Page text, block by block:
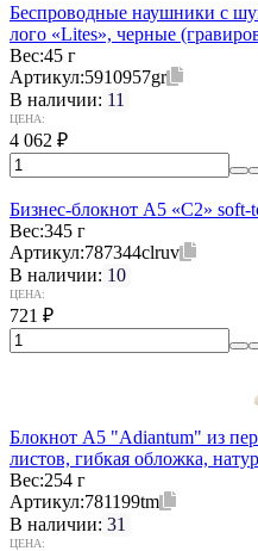
Беспроводные наушники с
лого «Lites», черные
Вес:45 г
Артикул:5910957gr
В наличии: 11
ЦЕНА:
4 062 ₽
Бизнес-блокнот А5 «C2»
Вес:345 г
Артикул:787344clruv
В наличии: 10
ЦЕНА:
721 ₽
Блокнот А5 "Adiantum" из
листов, гибкая обложка,
Вес:254 г
Артикул:781199tm
В наличии: 31
ЦЕНА: